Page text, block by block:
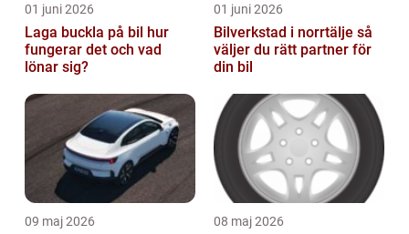
01 juni 2026
Laga buckla på bil hur
fungerar det och vad
lönar sig?
01 juni 2026
Bilverkstad i norrtälje så
väljer du rätt partner för
din bil
09 maj 2026 08 maj 2026